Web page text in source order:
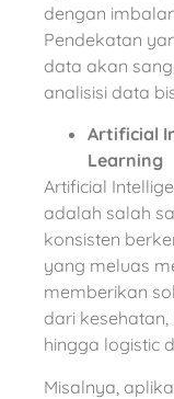
dengan
Pendekatan
data akan
analisisi data
Artificial
Learning
Artificial
adalah salah
konsisten
yang meluas
memberikan
dari
hingga logistic
Misalnya,